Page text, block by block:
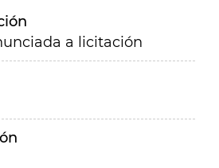
a licitación